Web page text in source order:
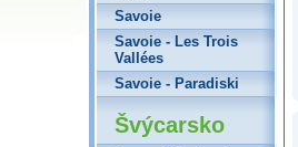
Savoie
Savoie - Les Trois
Vallées
Savoie - Paradiski
Švýcarsko